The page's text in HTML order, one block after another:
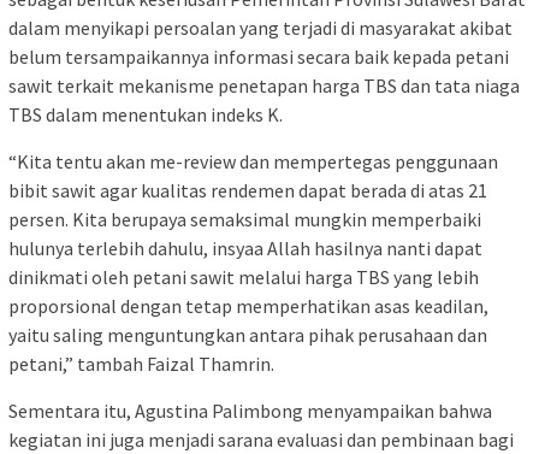
dalam menyikapi persoalan yang terjadi di masyarakat akibat
belum tersampaikannya informasi secara baik kepada petani
sawit terkait mekanisme penetapan harga TBS dan tata niaga
TBS dalam menentukan indeks K.
“Kita tentu akan me-review dan mempertegas penggunaan
bibit sawit agar kualitas rendemen dapat berada di atas 21
persen. Kita berupaya semaksimal mungkin memperbaiki
hulunya terlebih dahulu, insyaa Allah hasilnya nanti dapat
dinikmati oleh petani sawit melalui harga TBS yang lebih
proporsional dengan tetap memperhatikan asas keadilan,
yaitu saling menguntungkan antara pihak perusahaan dan
petani,” tambah Faizal Thamrin.
Sementara itu, Agustina Palimbong menyampaikan bahwa
kegiatan ini juga menjadi sarana evaluasi dan pembinaan bagi